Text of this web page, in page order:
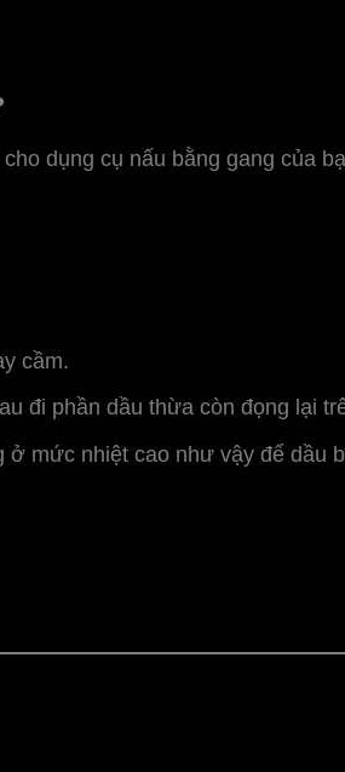
dụng cụ nấu bằng gang của
cầm.
đi phần dầu thừa còn đọng lại
mức nhiệt cao như vậy để dầu